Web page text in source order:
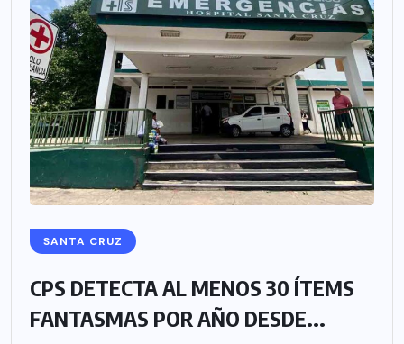
SANTA CRUZ
CPS DETECTA AL MENOS 30 ÍTEMS
FANTASMAS POR AÑO DESDE...